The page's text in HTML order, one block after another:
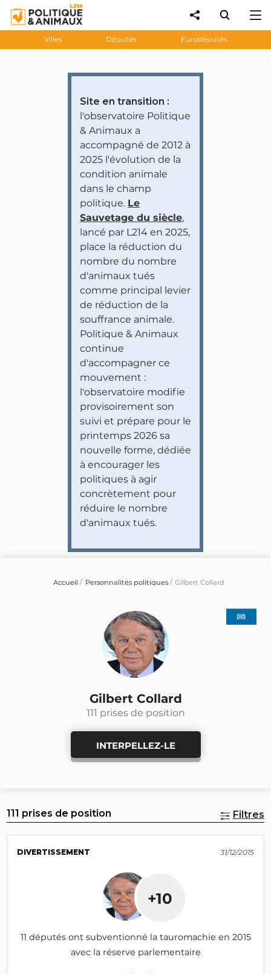
Villes Députés Eurodéputés
Site en transition :
l'observatoire Politique
& Animaux a
accompagné de 2012 à
2025 l'évolution de la
condition animale
dans le champ
politique. Le
Sauvetage du siècle,
lancé par L214 en 2025,
place la réduction du
nombre du nombre
d'animaux tués
comme principal levier
de réduction de la
souffrance animale.
Politique & Animaux
continue
d'accompagner ce
mouvement :
l'observatoire modifie
provisoirement son
suivi et prépare pour le
printemps 2026 sa
nouvelle forme, dédiée
à encourager les
politiques à agir
concrètement pour
réduire le nombre
d'animaux tués.
Accueil Personnalités politiques Gilbert Collard
Gilbert Collard
111 prises de position
INTERPELLEZ-LE
111 prises de position Filtres
DIVERTISSEMENT 31/12/2015
+10
11 députés ont subventionné la tauromachie en 2015
avec la réserve parlementaire